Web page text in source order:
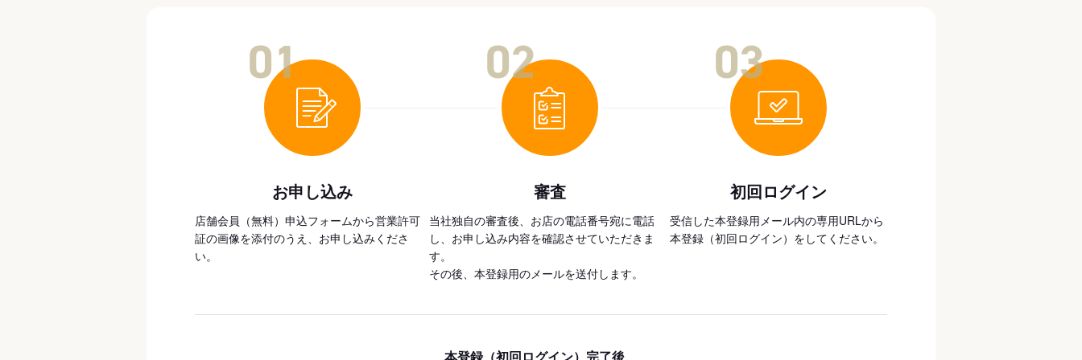
お申し込み
店舗会員（無料）申込フォームから営業許可
証の画像を添付のうえ、お申し込みくださ
い。
審査
当社独自の審査後、お店の電話番号宛に電話
し、お申し込み内容を確認させていただきま
す。
その後、本登録用のメールを送付します。
初回ログイン
受信した本登録用メール内の専用URLから
本登録（初回ログイン）をしてください。